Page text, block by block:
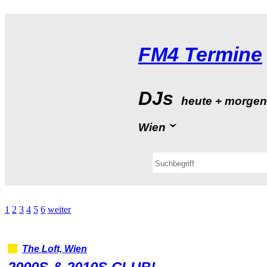
FM4Termine
DJs heute+morgen
Wien
1 2 3 4 5 6 weiter
TheLoft,Wien